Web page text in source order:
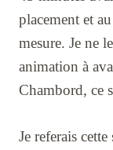
placement et
mesure. Je ne
animation à
Chambord, ce
Je referais